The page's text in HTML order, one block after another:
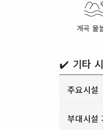
계곡 물
✔️ 기타
주요시설
부대시설